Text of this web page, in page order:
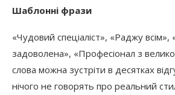
Шаблонні фрази
«Чудовий спеціаліст», «Раджу
задоволена», «Професіонал з
слова можна зустріти в десятках
нічого не говорять про реальний